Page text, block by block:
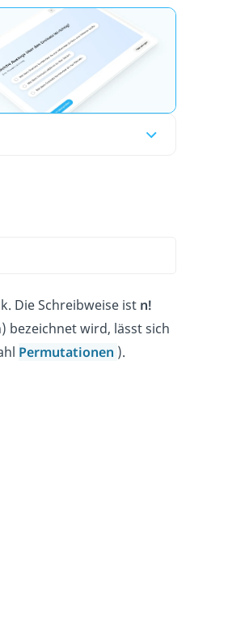
Die Schreibweise ist n!
bezeichnet wird, lässt sich
Permutationen ).